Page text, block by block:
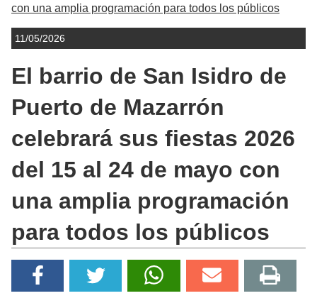
con una amplia programación para todos los públicos
11/05/2026
El barrio de San Isidro de
Puerto de Mazarrón
celebrará sus fiestas 2026
del 15 al 24 de mayo con
una amplia programación
para todos los públicos